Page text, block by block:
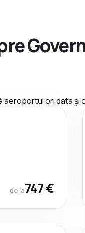
ori data și
de la747 €